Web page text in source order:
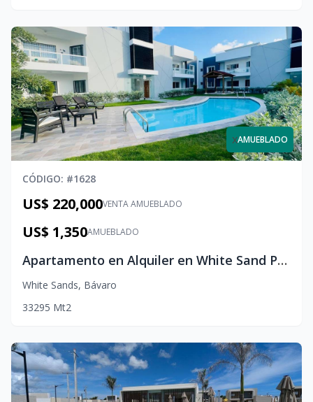
xAMUEBLADO
CÓDIGO: #1628
VENTA AMUEBLADO
US$ 220,000
AMUEBLADO
US$ 1,350
Apartamento en Alquiler en White Sand Punta Cana | 3 Habitaciones con Piscina Privada
White Sands, Bávaro
33295 Mt2